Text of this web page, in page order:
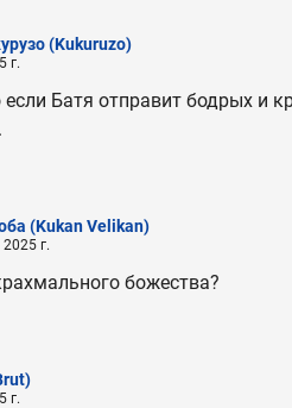
(Kukuruzo)
г.
если Батя отправит бодрых и
(Kukan Velikan)
г.
божества?
г.